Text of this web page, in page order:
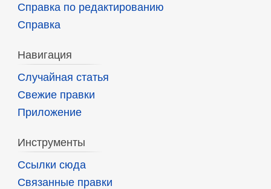
Справка по редактированию
Справка
Навигация
Случайная статья
Свежие правки
Приложение
Инструменты
Ссылки сюда
Связанные правки